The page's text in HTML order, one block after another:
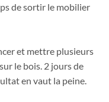
de sortir le mobilier
et mettre plusieurs
le bois. 2 jours de
en vaut la peine.